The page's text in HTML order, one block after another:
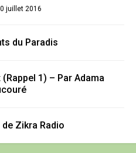
juillet 2016
du Paradis
1) – Par Adama
Zikra Radio